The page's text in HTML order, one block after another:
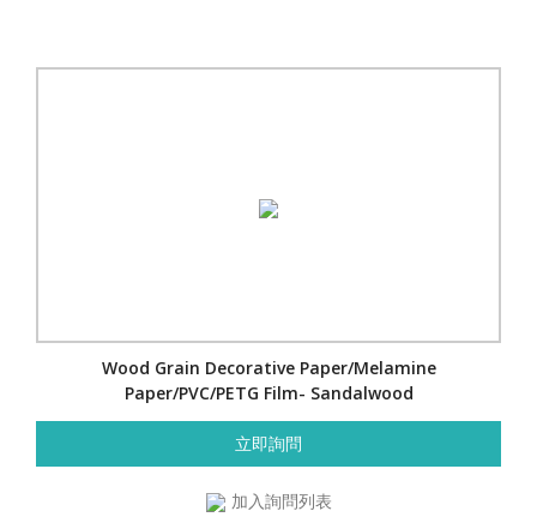
Wood Grain Decorative Paper/Melamine
Paper/PVC/PETG Film- Sandalwood
立即詢問
加入詢問列表